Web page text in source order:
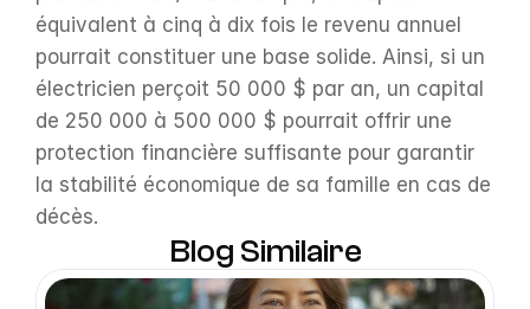
équivalent à cinq à dix fois le revenu annuel
pourrait constituer une base solide. Ainsi, si un
électricien perçoit 50 000 $ par an, un capital
de 250 000 à 500 000 $ pourrait offrir une
protection financière suffisante pour garantir
la stabilité économique de sa famille en cas de
décès.
Blog Similaire
Blog